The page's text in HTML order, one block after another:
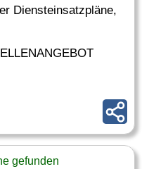
Diensteinsatzpläne,
gefunden